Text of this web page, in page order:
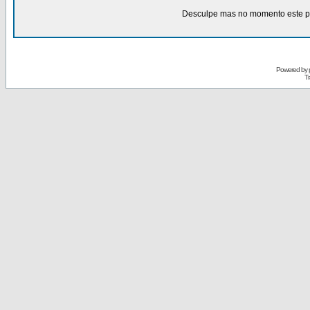
Desculpe mas no momento este
Powered by